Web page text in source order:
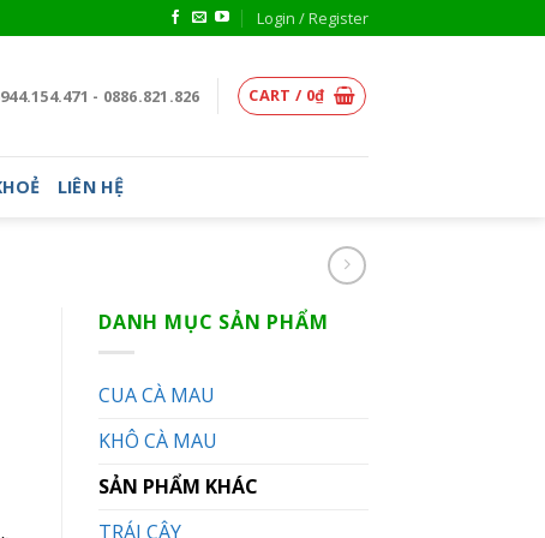
Login / Register
- 0886.821.826 CART / 0₫
LIÊN HỆ
DANH MỤC SẢN PHẨM
CUA CÀ MAU
KHÔ CÀ MAU
SẢN PHẨM KHÁC
TRÁI CÂY